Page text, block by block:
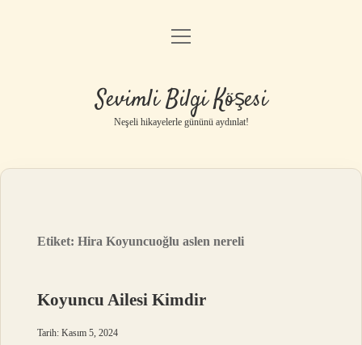
Anasayfa
Yasal Uyarı
menüyü
Sevimli Bilgi Köşesi
Neşeli hikayelerle gününü aydınlat!
Etiket:Hira Koyuncuoğlu aslen nereli
Koyuncu Ailesi Kimdir
Tarih: Kasım 5, 2024